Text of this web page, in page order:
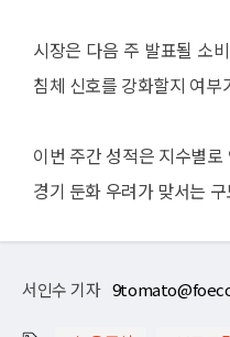
시장은 다음 주 발표될 소
침체 신호를 강화할지 여부
이번 주간 성적은 지수별
경기 둔화 우려가 맞서는
서인수 기자